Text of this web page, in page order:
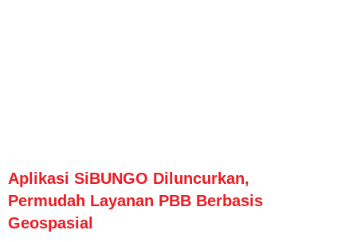
Aplikasi SiBUNGO Diluncurkan,
Permudah Layanan PBB Berbasis
Geospasial